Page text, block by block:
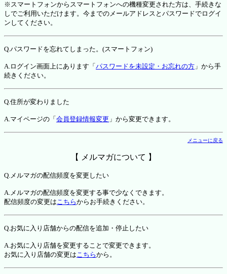
※スマートフォンからスマートフォンへの機種変更された方は、手続きな
しでご利用いただけます。今までのメールアドレスとパスワードでログイ
ンしてください。
Q.パスワードを忘れてしまった。(スマートフォン)
A.ログイン画面上にあります「 パスワードを未設定・お忘れの方 」から手
続きください。
Q.住所が変わりました
A.マイページの「 会員登録情報変更 」から変更できます。
メニューに戻る
【 メルマガについて 】
Q.メルマガの配信頻度を変更したい
A.メルマガの配信頻度を変更する事で少なくできます。
配信頻度の変更はこちらからお手続きください。
Q.お気に入り店舗からの配信を追加・停止したい
A.お気に入り店舗を変更することで変更できます。
お気に入り店舗の変更はこちらから。